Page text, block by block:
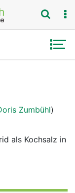
Zumbühl)
als Kochsalz in